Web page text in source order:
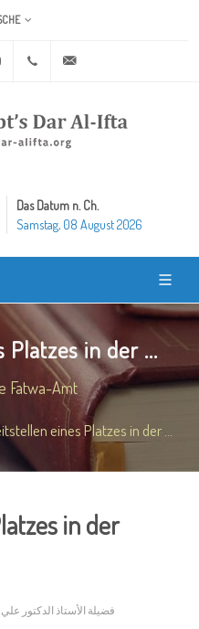
Youtube +20 2 25970400
Das Datum n. Ch.
Samstag, 08 August 2026
Platzes in der ...
Fatwa-Amt
eines Platzes in der ...
in der
فضيلة الأستاذ الدكتور